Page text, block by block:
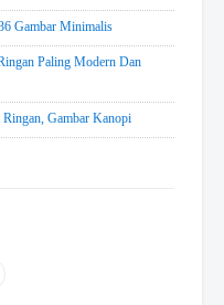
Gambar Minimalis
Paling Modern Dan
Gambar Kanopi